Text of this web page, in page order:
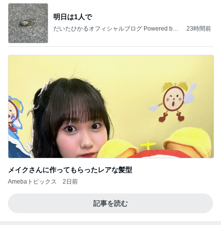
明日は1人で
だいたひかるオフィシャルブログ Powered by
23時間前
メイクさんに作ってもらったレアな髪型
Amebaトピックス 2日前
記事を読む